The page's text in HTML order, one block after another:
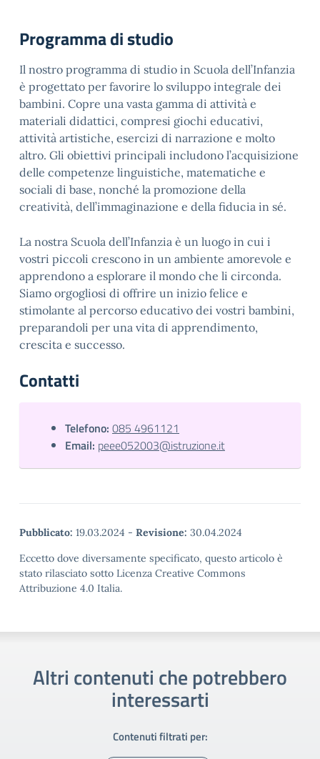
Programma di studio
Il nostro programma di studio in Scuola dell’Infanzia
è progettato per favorire lo sviluppo integrale dei
bambini. Copre una vasta gamma di attività e
materiali didattici, compresi giochi educativi,
attività artistiche, esercizi di narrazione e molto
altro. Gli obiettivi principali includono l’acquisizione
delle competenze linguistiche, matematiche e
sociali di base, nonché la promozione della
creatività, dell’immaginazione e della fiducia in sé.
La nostra Scuola dell’Infanzia è un luogo in cui i
vostri piccoli crescono in un ambiente amorevole e
apprendono a esplorare il mondo che li circonda.
Siamo orgogliosi di offrire un inizio felice e
stimolante al percorso educativo dei vostri bambini,
preparandoli per una vita di apprendimento,
crescita e successo.
Contatti
Telefono: 085 4961121
Email: peee052003@istruzione.it
Pubblicato: 19.03.2024 - Revisione: 30.04.2024
Eccetto dove diversamente specificato, questo articolo è
stato rilasciato sotto Licenza Creative Commons
Attribuzione 4.0 Italia.
Altri contenuti che potrebbero
interessarti
Contenuti filtrati per: